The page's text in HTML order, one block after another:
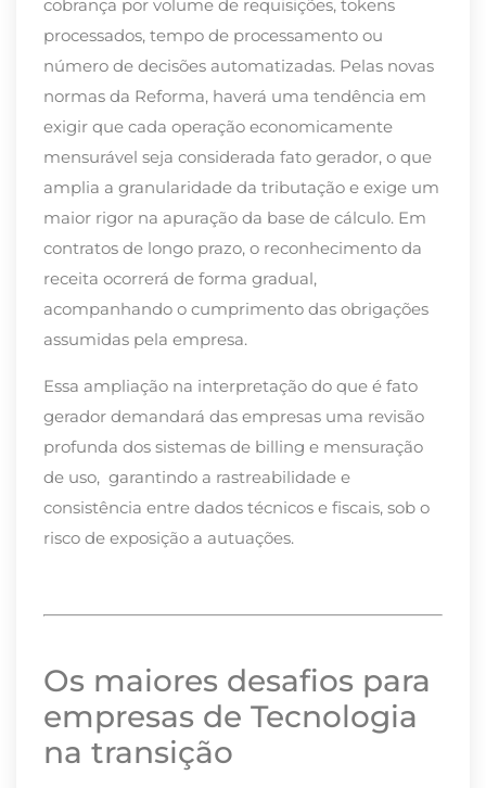
cobrança por volume de requisições, tokens
processados, tempo de processamento ou
número de decisões automatizadas. Pelas novas
normas da Reforma, haverá uma tendência em
exigir que cada operação economicamente
mensurável seja considerada fato gerador, o que
amplia a granularidade da tributação e exige um
maior rigor na apuração da base de cálculo. Em
contratos de longo prazo, o reconhecimento da
receita ocorrerá de forma gradual,
acompanhando o cumprimento das obrigações
assumidas pela empresa.
Essa ampliação na interpretação do que é fato
gerador demandará das empresas uma revisão
profunda dos sistemas de billing e mensuração
de uso, garantindo a rastreabilidade e
consistência entre dados técnicos e fiscais, sob o
risco de exposição a autuações.
Os maiores desafios para
empresas de Tecnologia
na transição